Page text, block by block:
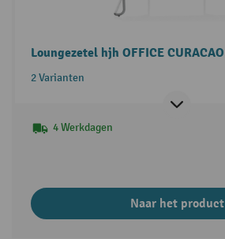
Loungezetel hjh OFFICE CURACAO
2 Varianten
4 Werkdagen
Naar het product